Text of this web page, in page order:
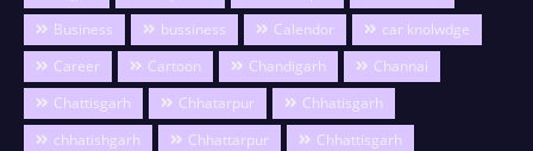
Business
bussiness Calendor
car knolwdge
Career
Cartoon Chandigarh
Channai
Chattisgarh
Chhatarpur
Chhatisgarh
chhatishgarh
Chhattarpur
Chhattisgarh